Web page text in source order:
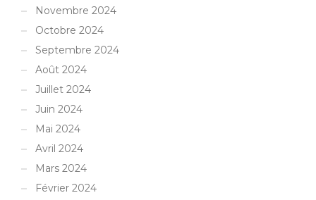
Novembre 2024
Octobre 2024
Septembre 2024
Août 2024
Juillet 2024
Juin 2024
Mai 2024
Avril 2024
Mars 2024
Février 2024